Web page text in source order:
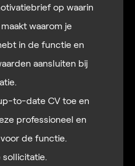
op waarin
waarom je
in de functie en
aansluiten bij
to-date CV toe en
professioneel en
de functie.
sollicitatie.